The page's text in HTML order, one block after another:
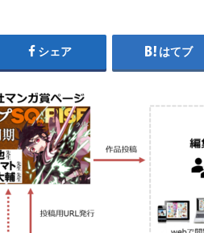
シェア はてブ